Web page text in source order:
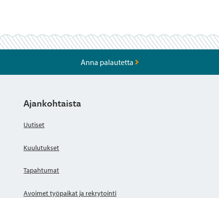
Anna palautetta
Ajankohtaista
Uutiset
Kuulutukset
Tapahtumat
Avoimet työpaikat ja rekrytointi